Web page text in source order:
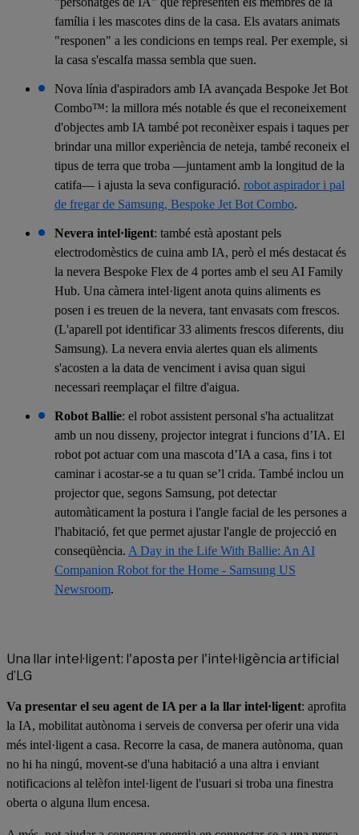
família i les mascotes dins de la casa. Els avatars animats
"responen" a les condicions en temps real. Per exemple, si
la casa s'escalfa massa sembla que suen.
Nova línia d'aspiradors amb IA avançada Bespoke Jet Bot
Combo™: la millora més notable és que el reconeixement
d'objectes amb IA també pot reconèixer espais i taques per
brindar una millor experiència de neteja, també reconeix el
tipus de terra que troba —juntament amb la longitud de la
catifa— i ajusta la seva configuració. robot aspirador i pal
de fregar de Samsung, Bespoke Jet Bot Combo.
Nevera intel·ligent: també està apostant pels
electrodomèstics de cuina amb IA, però el més destacat és
la nevera Bespoke Flex de 4 portes amb el seu AI Family
Hub. Una càmera intel·ligent anota quins aliments es
posen i es treuen de la nevera, tant envasats com frescos.
(L'aparell pot identificar 33 aliments frescos diferents, diu
Samsung). La nevera envia alertes quan els aliments
s'acosten a la data de venciment i avisa quan sigui
necessari reemplaçar el filtre d'aigua.
Robot Ballie: el robot assistent personal s'ha actualitzat
amb un nou disseny, projector integrat i funcions d’IA. El
robot pot actuar com una mascota d’IA a casa, fins i tot
caminar i acostar-se a tu quan se’l crida. També inclou un
projector que, segons Samsung, pot detectar
automàticament la postura i l'angle facial de les persones a
l'habitació, fet que permet ajustar l'angle de projecció en
conseqüència. A Day in the Life With Ballie: An AI
Companion Robot for the Home - Samsung US
Newsroom.
Una llar intel·ligent: l'aposta per l'intel·ligència artificial
d’LG
Va presentar el seu agent de IA per a la llar intel·ligent: aprofita
la IA, mobilitat autònoma i serveis de conversa per oferir una vida
més intel·ligent a casa. Recorre la casa, de manera autònoma, quan
no hi ha ningú, movent-se d'una habitació a una altra i enviant
notificacions al telèfon intel·ligent de l'usuari si troba una finestra
oberta o alguna llum encesa.